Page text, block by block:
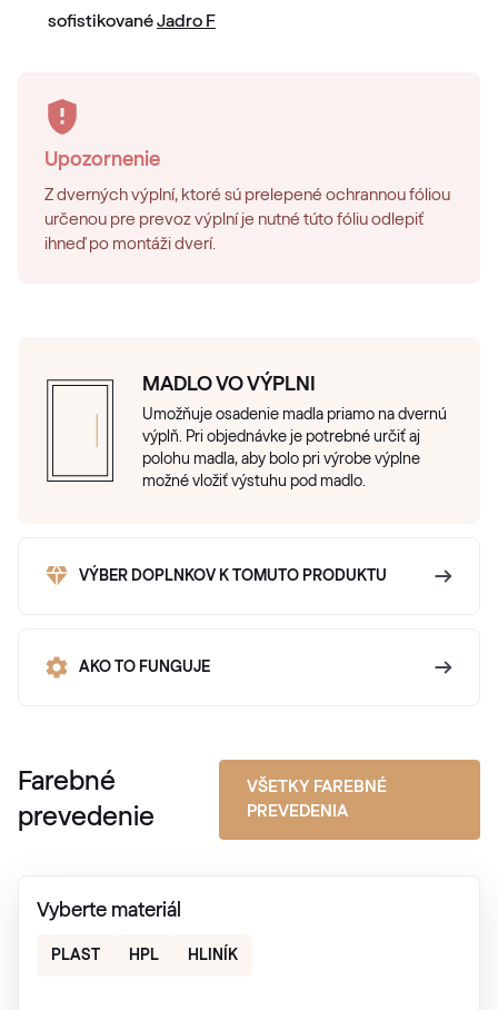
sofistikovanéJadro F
Upozornenie
Z dverných výplní, ktoré sú prelepené ochrannou fóliou
určenou pre prevoz výplní je nutné túto fóliu odlepiť
ihneď po montáži dverí.
MADLO VO VÝPLNI
Umožňuje osadenie madla priamo na dvernú
výplň. Pri objednávke je potrebné určiť aj
polohu madla, aby bolo pri výrobe výplne
možné vložiť výstuhu pod madlo.
VÝBER DOPLNKOV K TOMUTO PRODUKTU
AKO TO FUNGUJE
Farebné
prevedenie
VŠETKY FAREBNÉ
PREVEDENIA
Vyberte materiál
PLAST HPL HLINÍK